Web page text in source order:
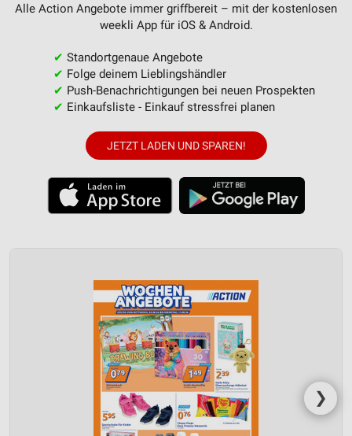
Alle Action Angebote immer griffbereit – mit der kostenlosen
weekli App für iOS & Android.
✔ Standortgenaue Angebote
✔ Folge deinem Lieblingshändler
✔ Push-Benachrichtigungen bei neuen Prospekten
✔ Einkaufsliste - Einkauf stressfrei planen
JETZT LADEN UND SPAREN!
❯